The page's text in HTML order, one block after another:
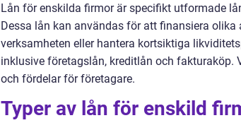
Lån för enskilda firmor är specifikt utformade
Dessa lån kan användas för att finansiera
verksamheten eller hantera kortsiktiga
inklusive företagslån, kreditlån och fakturaköp.
och fördelar för företagare.
Typer av lån för enskild